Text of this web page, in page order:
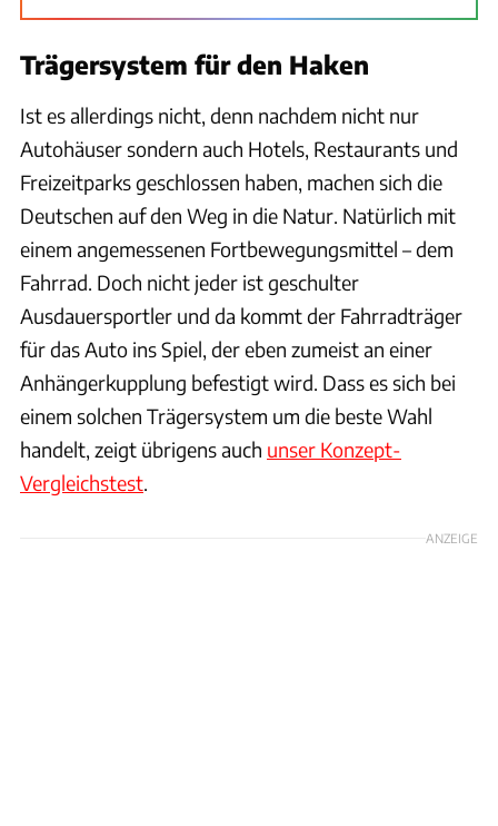
Trägersystem für den Haken
Ist es allerdings nicht, denn nachdem nicht nur
Autohäuser sondern auch Hotels, Restaurants und
Freizeitparks geschlossen haben, machen sich die
Deutschen auf den Weg in die Natur. Natürlich mit
einem angemessenen Fortbewegungsmittel – dem
Fahrrad. Doch nicht jeder ist geschulter
Ausdauersportler und da kommt der Fahrradträger
für das Auto ins Spiel, der eben zumeist an einer
Anhängerkupplung befestigt wird. Dass es sich bei
einem solchen Trägersystem um die beste Wahl
handelt, zeigt übrigens auch unser Konzept-
Vergleichstest.
ANZEIGE